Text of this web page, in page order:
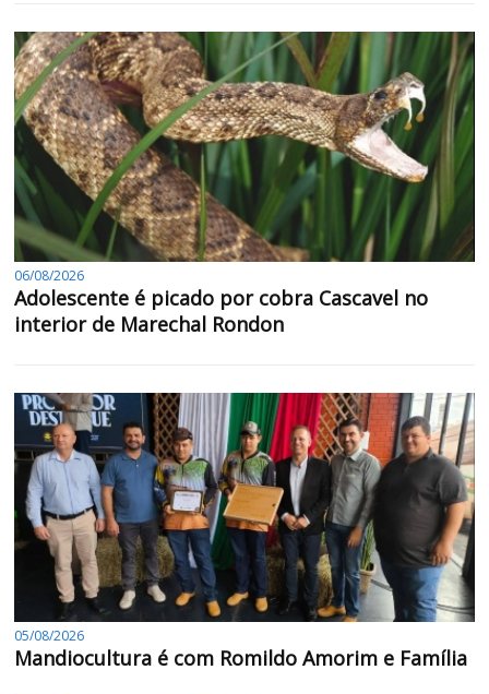
06/08/2026
Adolescente é picado por cobra Cascavel no
interior de Marechal Rondon
05/08/2026
Mandiocultura é com Romildo Amorim e Família